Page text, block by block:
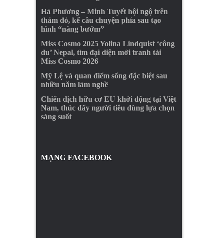
Hà Phương – Minh Tuyết hội ngộ trên
thảm đỏ, kể câu chuyện phía sau tạo
hình “nàng bướm”
Miss Cosmo 2025 Yolina Lindquist ‘công
du’ Nepal, tìm đại diện mới tranh tài
Miss Cosmo 2026
Mỹ Lệ và quan điểm sống đặc biệt sau
nhiều năm làm nghề
Chiến dịch hữu cơ EU khởi động tại Việt
Nam, thúc đẩy người tiêu dùng lựa chọn
sáng suốt
MẠNG FACEBOOK